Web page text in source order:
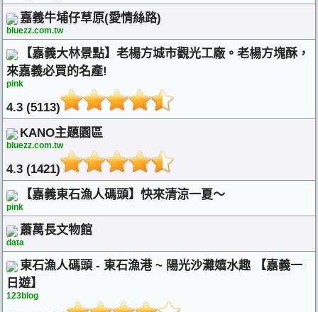
嘉義牛埔仔草原(愛情絲路)
bluezz.com.tw
【嘉義大林景點】老楊方城市觀光工廠。老楊方塊酥，
來嘉義必買的名產!
pink
4.3 (5113)
KANO主題園區
bluezz.com.tw
4.3 (1421)
【嘉義東石漁人碼頭】快來清涼一夏～
pink
蕭萬長文物館
data
東石漁人碼頭 - 東石漁港 ~ 陽光沙灘嬉水趣 【嘉義一
日遊】
123blog